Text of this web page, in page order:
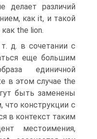
делает различий
как it, и такой
the lion.
д. в сочетании с
еще большим
единичной
в этом случае the
быть заменены
что конструкции с
в контекст таким
местоимения,